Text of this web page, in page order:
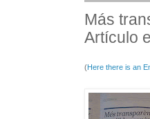
Más
Artículo
(Here there is an